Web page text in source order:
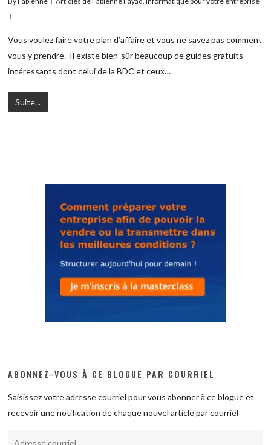
Vous voulez faire votre plan d’affaire et vous ne savez pas comment
vous y prendre. Il existe bien-sûr beaucoup de guides gratuits
intéressants dont celui de la BDC et ceux…
Suite...
ABONNEZ-VOUS À CE BLOGUE PAR COURRIEL
Saisissez votre adresse courriel pour vous abonner à ce blogue et
recevoir une notification de chaque nouvel article par courriel